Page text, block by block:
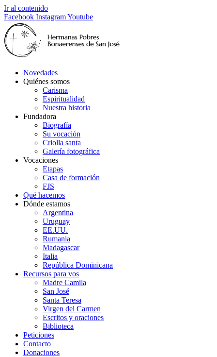
Ir al contenido
Facebook InstagramYoutube
Novedades
Quiénes somos
Carisma
Espiritualidad
Nuestra historia
Fundadora
Biografía
Su vocación
Criolla santa
Galería fotográfica
Vocaciones
Etapas
Casa de formación
FJS
Qué hacemos
Dónde estamos
Argentina
Uruguay
EE.UU.
Rumania
Madagascar
Italia
República Dominicana
Recursos para vos
Madre Camila
San José
Santa Teresa
Virgen del Carmen
Escritos y oraciones
Biblioteca
Peticiones
Contacto
Donaciones